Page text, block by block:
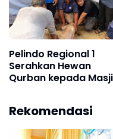
Pelindo Regional 1
Serahkan Hewan
Qurban kepada
Rekomendasi